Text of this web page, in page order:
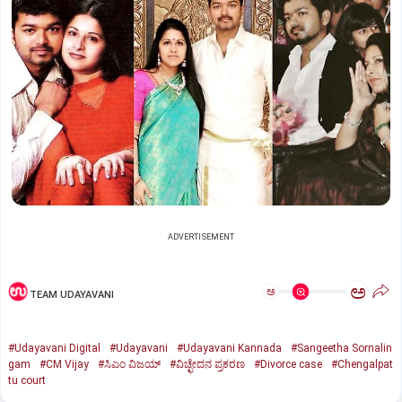
ADVERTISEMENT
TEAM UDAYAVANI ಅ ಅ
#Udayavani Digital #Udayavani #Udayavani Kannada
#Sangeetha Sornalin
gam
#CM Vijay #ಸಿಎಂ ವಿಜಯ್‌ #ವಿಚ್ಛೇದನ ಪ್ರಕರಣ #Divorce case
#Chengalpat
tu court